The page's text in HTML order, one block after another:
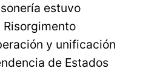
estuvo
y unificación
de Estados